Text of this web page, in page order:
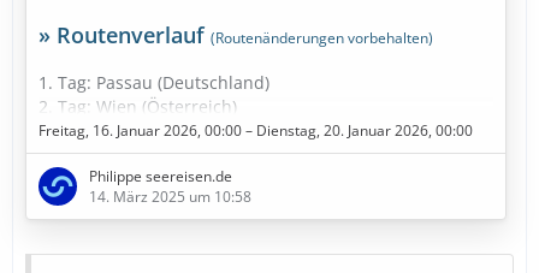
» Routenverlauf (Routenänderungen vorbehalten)
1. Tag: Passau (Deutschland)
2. Tag: Wien (Österreich)
3. Tag: Melk (Österreich)
4. Tag: Ybbs an der Donau (Österreich)
5. Tag: Linz (Österreich)
6. Tag: Passau (Deutschland)
» Bestpreise in Sicht
Freitag, 16. Januar 2026, 00:00 – Dienstag, 20. Januar 2026, 00:00
Philippe seereisen.de
14. März 2025 um 10:58